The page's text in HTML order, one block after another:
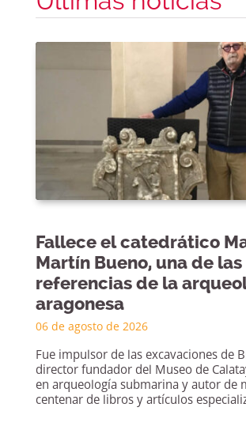
Fallece el catedrático
Martín Bueno, una de
referencias de la
aragonesa
06 de agosto de 2026
Fue impulsor de las excavaciones de
director fundador del Museo de
en arqueología submarina y autor de
centenar de libros y artículos